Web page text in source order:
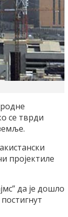
се тврди
пројектиле
да је дошло